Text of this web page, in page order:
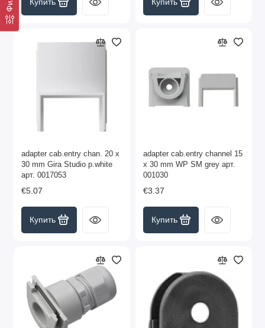
adapter cab.entry chan. 20 x
30 mm Gira Studio p.white
арт. 0017053
€5.07
Купить
adapter cab.entry channel 15
x 30 mm WP SM grey арт.
001030
€3.37
Купить